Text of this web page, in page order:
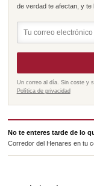
de verdad te afectan, y te
Un correo al día. Sin coste y
Política de privacidad
No te enteres tarde de lo
Corredor del Henares en tu